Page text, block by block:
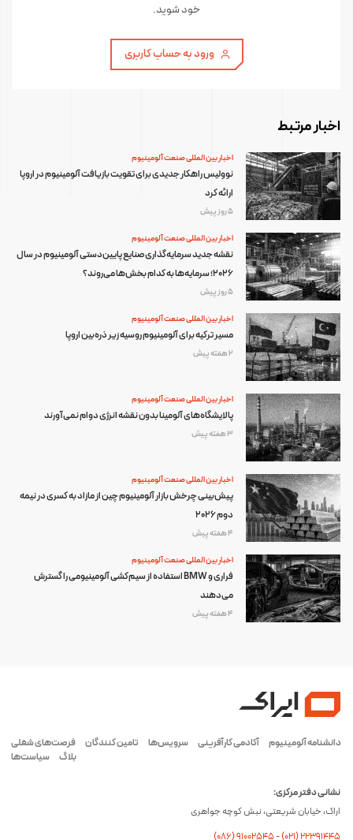
خود شوید.
ورود به حساب کاربری
اخبار مرتبط
اخبار بین المللی صنعت آلومینیوم
نوولیس راهکار جدیدی برای تقویت بازیافت آلومینیوم در اروپا
ارائه کرد
5 روز پیش
اخبار بین المللی صنعت آلومینیوم
نقشه جدید سرمایه‌گذاری صنایع پایین‌دستی آلومینیوم در سال
۲۰۲۶؛ سرمایه‌ها به کدام بخش‌ها می‌روند؟
5 روز پیش
اخبار بین المللی صنعت آلومینیوم
مسیر ترکیه برای آلومینیوم روسیه زیر ذره‌بین اروپا
2 هفته پیش
اخبار بین المللی صنعت آلومینیوم
پالایشگاه‌های آلومینا بدون نقشه انرژی دوام نمی‌آورند
3 هفته پیش
اخبار بین المللی صنعت آلومینیوم
پیش‌بینی چرخش بازار آلومینیوم چین از مازاد به کسری در نیمه
دوم ۲۰۲۶
4 هفته پیش
اخبار بین المللی صنعت آلومینیوم
فراری و BMW استفاده از سیم‌کشی آلومینیومی را گسترش
می‌دهند
4 هفته پیش
دانشنامه آلومینیوم آکادمی کارآفرینی سرویس‌ها تامین کنندگان
فرصت‌های شغلی
بلاگ
سیاست‌ها
نشانی دفتر مرکزی:
اراک، خیابان شریعتی، نبش کوچه جواهری
(۰۸۶) ۹۱۰۰۲۵۴۵-(۰21) 22391445